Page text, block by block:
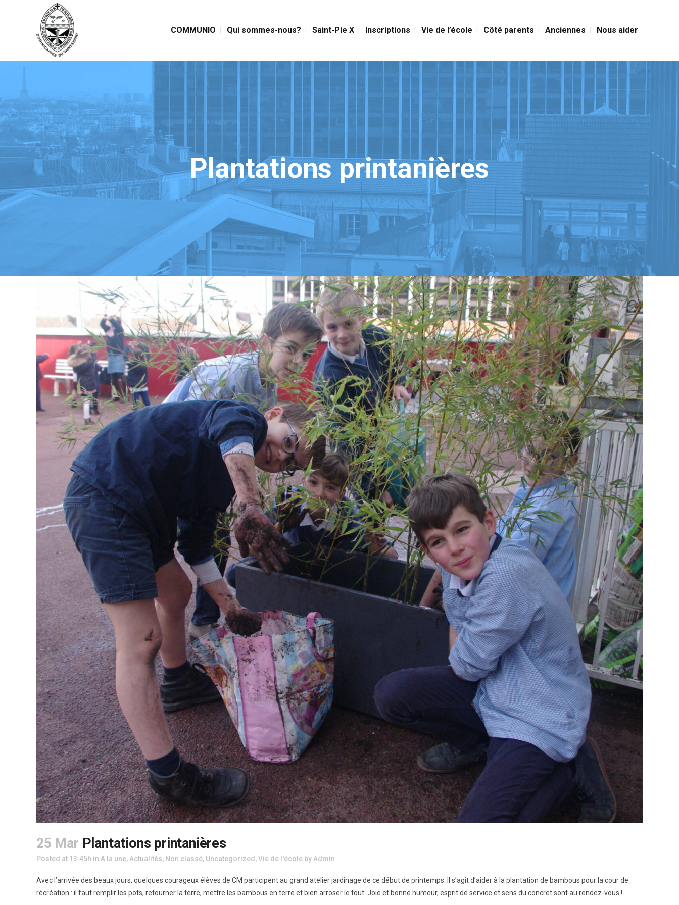
COMMUNIO Qui sommes-nous? Saint-Pie X Inscriptions Vie de l’école Côté parents Anciennes Nous aider
Plantations printanières
25 Mar Plantations printanières
Posted at 13:45h in A la une,Actualités, Non classé, Uncategorized ,Vie de l'école byAdmin
Avec l’arrivée des beaux jours, quelques courageux élèves de CM participent au grand atelier jardinage de ce début de printemps. Il s’agit d’aider à la plantation de bambous pour la cour de
récréation : il faut remplir les pots, retourner la terre, mettre les bambous en terre et bien arroser le tout. Joie et bonne humeur, esprit de service et sens du concret sont au rendez-vous !